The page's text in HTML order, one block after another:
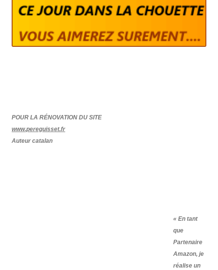
POUR LA RÉNOVATION DU SITE
www.pereguisset.fr
Auteur catalan
« En tant
que
Partenaire
Amazon, je
réalise un